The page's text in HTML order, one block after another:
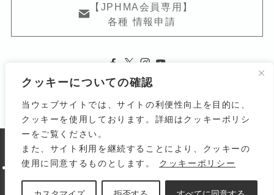
クッキーについての確認
当ウェブサイトでは、サイトの利便性向上を目的に、
クッキーを使用しております。詳細はクッキーポリシ
ーをご覧ください。
また、サイト利用を継続することにより、クッキーの
使用に同意するものとします。
クッキーポリシー
【JPHMA会員専用】
各種 情報申請
よくある質問 関連リンク
利用規約
個人情報の取り扱いについて
サイトマップ お問い合わせ
© 1998-2026 Japanese Homoeopathic Medical